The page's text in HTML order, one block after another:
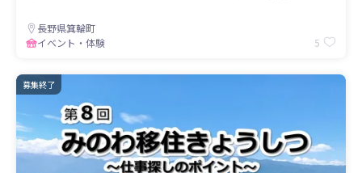
長野県箕輪町
イベント・体験
5
募集終了